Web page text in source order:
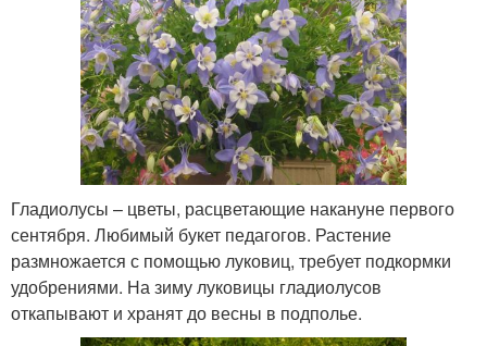
Гладиолусы – цветы, расцветающие накануне первого
сентября. Любимый букет педагогов. Растение
размножается с помощью луковиц, требует подкормки
удобрениями. На зиму луковицы гладиолусов
откапывают и хранят до весны в подполье.